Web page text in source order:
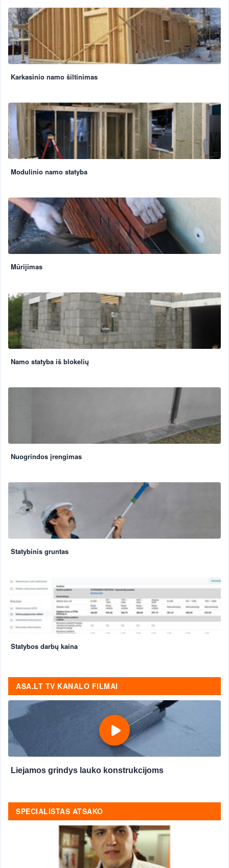
Karkasinio namo šiltinimas
Modulinio namo statyba
Mūrijimas
Namo statyba iš blokelių
Nuogrindos įrengimas
Statybinis gruntas
Statybos darbų kaina
ASA.LT TV KANALO FILMAI
Liejamos grindys lauko konstrukcijoms
SPECIALISTAS ATSAKO